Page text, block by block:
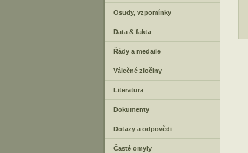
Osudy, vzpomínky
Data & fakta
Řády a medaile
Válečné zločiny
Literatura
Dokumenty
Dotazy a odpovědi
Časté omyly